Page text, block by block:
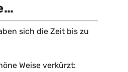
sich die Zeit bis zu
Weise verkürzt: